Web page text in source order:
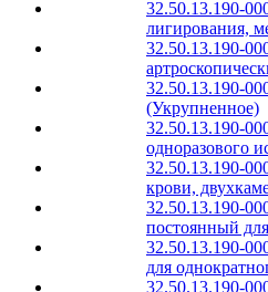
32.50.13.190-
лигирования,
32.50.13.190-
32.50.13.190-
(Укрупненное)
32.50.13.190-
одноразового
32.50.13.190-
крови,
32.50.13.190-
постоянный
32.50.13.190-
для
32.50.13.190-